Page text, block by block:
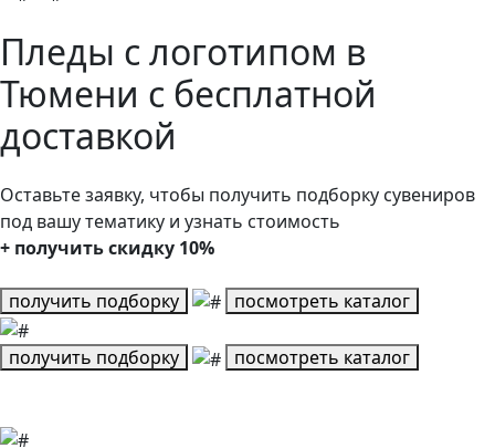
Пледы с логотипом в
Тюмени с бесплатной
доставкой
Оставьте заявку, чтобы получить подборку сувениров
под вашу тематику и узнать стоимость
+ получить скидку 10%
получить подборку посмотреть каталог
получить подборку посмотреть каталог